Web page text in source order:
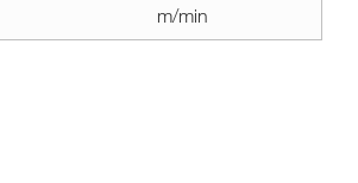
m/min